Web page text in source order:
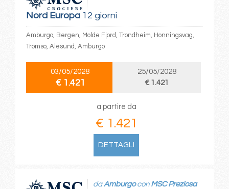
Nord Europa12 giorni
Amburgo, Bergen, Molde Fjord, Trondheim, Honningsvag,
Tromso, Alesund, Amburgo
03/05/2028
€ 1.421
25/05/2028
€ 1.421
a partire da
€ 1.421
DETTAGLI
daAmburgocon MSC Preziosa